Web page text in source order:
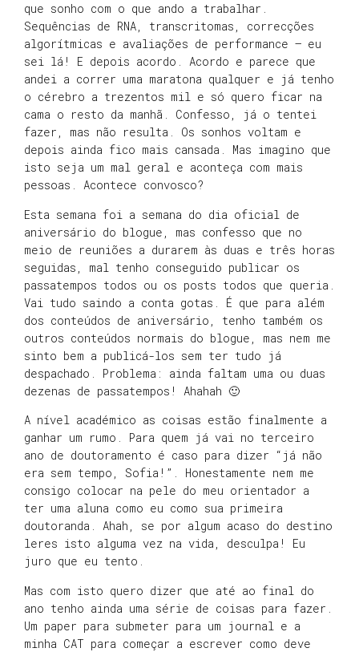
que sonho com o que ando a trabalhar.
Sequências de RNA, transcritomas, correcções
algorítmicas e avaliações de performance – eu
sei lá! E depois acordo. Acordo e parece que
andei a correr uma maratona qualquer e já tenho
o cérebro a trezentos mil e só quero ficar na
cama o resto da manhã. Confesso, já o tentei
fazer, mas não resulta. Os sonhos voltam e
depois ainda fico mais cansada. Mas imagino que
isto seja um mal geral e aconteça com mais
pessoas. Acontece convosco?
Esta semana foi a semana do dia oficial de
aniversário do blogue, mas confesso que no
meio de reuniões a durarem às duas e três horas
seguidas, mal tenho conseguido publicar os
passatempos todos ou os posts todos que queria.
Vai tudo saindo a conta gotas. É que para além
dos conteúdos de aniversário, tenho também os
outros conteúdos normais do blogue, mas nem me
sinto bem a publicá-los sem ter tudo já
despachado. Problema: ainda faltam uma ou duas
dezenas de passatempos! Ahahah 🙂
A nível académico as coisas estão finalmente a
ganhar um rumo. Para quem já vai no terceiro
ano de doutoramento é caso para dizer “já não
era sem tempo, Sofia!”. Honestamente nem me
consigo colocar na pele do meu orientador a
ter uma aluna como eu como sua primeira
doutoranda. Ahah, se por algum acaso do destino
leres isto alguma vez na vida, desculpa! Eu
juro que eu tento.
Mas com isto quero dizer que até ao final do
ano tenho ainda uma série de coisas para fazer.
Um paper para submeter para um journal e a
minha CAT para começar a escrever como deve